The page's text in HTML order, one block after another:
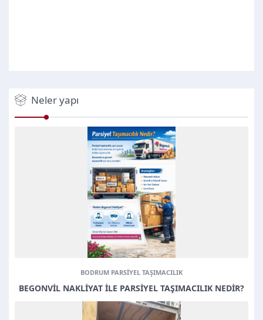
Neler yapı
BODRUM PARSIYEL TAŞIMACILIK
BEGONVIL NAKLIYAT ILE PARSIYEL TAŞIMACILIK NEDIR?